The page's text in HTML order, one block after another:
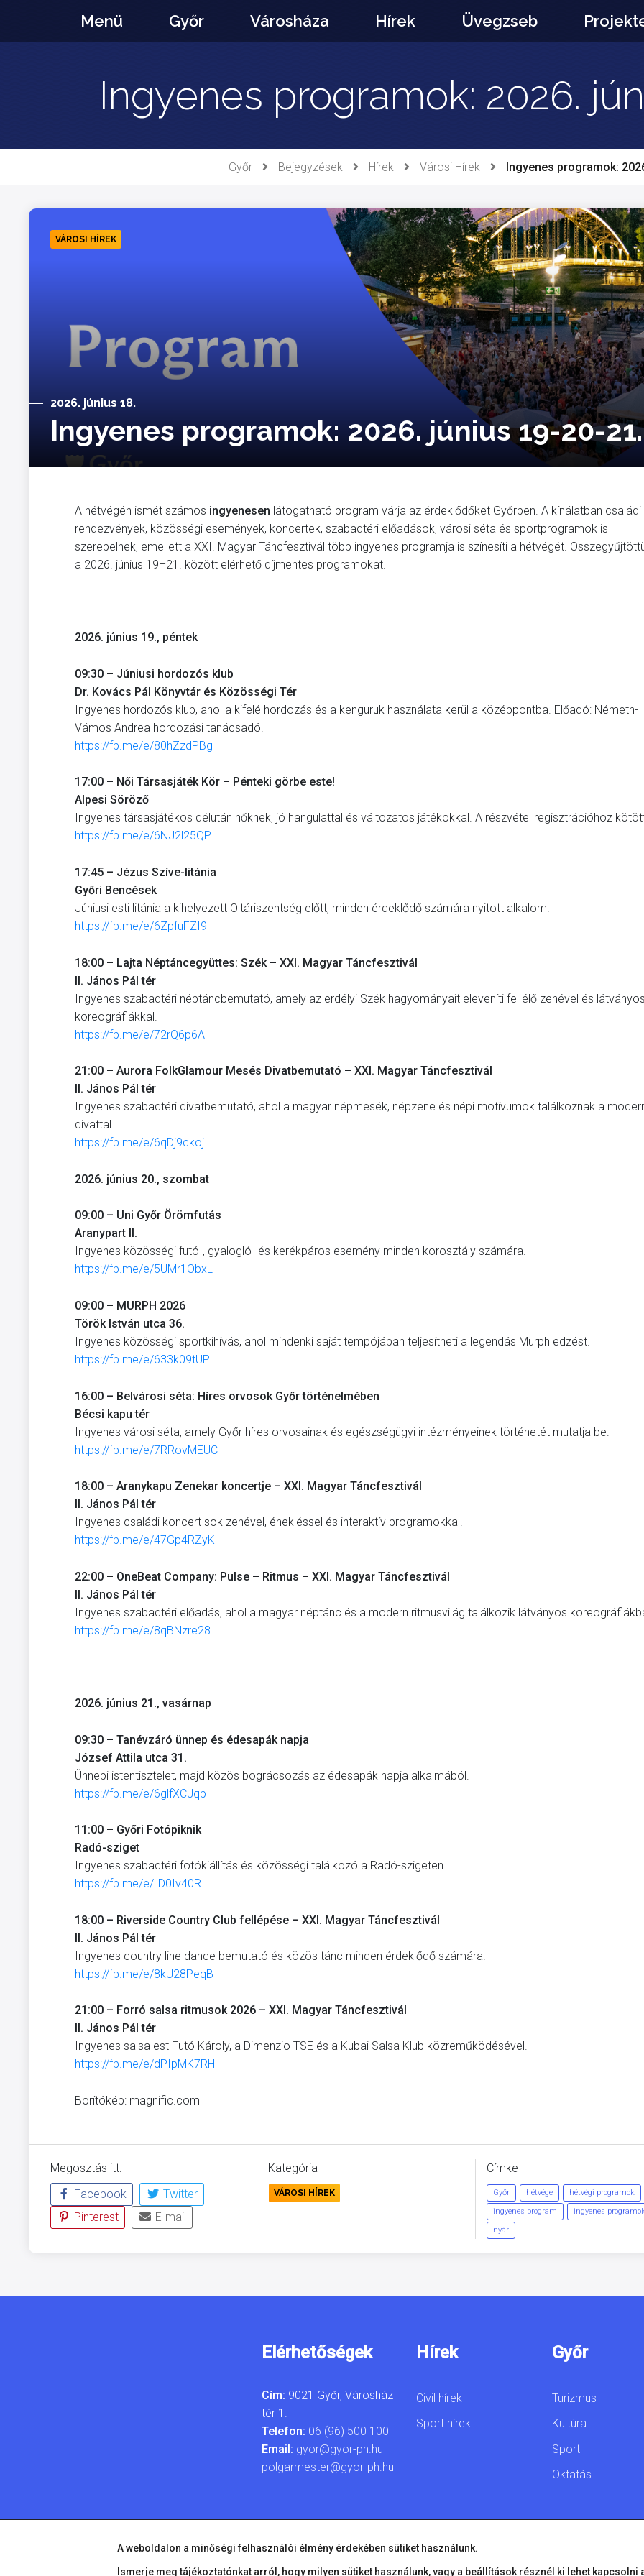
tartalomhoz
Menü Győr Városháza Hírek Üvegzseb
Ingyenes programok: 2026.
Győr Bejegyzések Hírek Városi Hírek Ingyenes programok:
VÁROSI HÍREK
2026. június 18.
Ingyenes programok: 2026. június 19-20-21.
A hétvégén ismét számos ingyenesen látogatható program várja az érdeklődőket Győrben. A kínálatban családi
rendezvények, közösségi események, koncertek, szabadtéri előadások, városi séta és sportprogramok is
szerepelnek, emellett a XXI. Magyar Táncfesztivál több ingyenes programja is színesíti a hétvégét.
a 2026. június 19–21. között elérhető díjmentes programokat.
2026. június 19., péntek
09:30 – Júniusi hordozós klub
Dr. Kovács Pál Könyvtár és Közösségi Tér
Ingyenes hordozós klub, ahol a kifelé hordozás és a kenguruk használata kerül a középpontba. Előadó: Németh-
Vámos Andrea hordozási tanácsadó.
https://fb.me/e/80hZzdPBg
17:00 – Női Társasjáték Kör – Pénteki görbe este!
Alpesi Söröző
Ingyenes társasjátékos délután nőknek, jó hangulattal és változatos játékokkal. A részvétel regisztrációhoz
https://fb.me/e/6NJ2l25QP
17:45 – Jézus Szíve-litánia
Győri Bencések
Júniusi esti litánia a kihelyezett Oltáriszentség előtt, minden érdeklődő számára nyitott alkalom.
https://fb.me/e/6ZpfuFZI9
18:00 – Lajta Néptáncegyüttes: Szék – XXI. Magyar Táncfesztivál
II. János Pál tér
Ingyenes szabadtéri néptáncbemutató, amely az erdélyi Szék hagyományait eleveníti fel élő zenével és
koreográfiákkal.
https://fb.me/e/72rQ6p6AH
21:00 – Aurora FolkGlamour Mesés Divatbemutató – XXI. Magyar Táncfesztivál
II. János Pál tér
Ingyenes szabadtéri divatbemutató, ahol a magyar népmesék, népzene és népi motívumok találkoznak a
divattal.
https://fb.me/e/6qDj9ckoj
2026. június 20., szombat
09:00 – Uni Győr Örömfutás
Aranypart II.
Ingyenes közösségi futó-, gyalogló- és kerékpáros esemény minden korosztály számára.
https://fb.me/e/5UMr1ObxL
09:00 – MURPH 2026
Török István utca 36.
Ingyenes közösségi sportkihívás, ahol mindenki saját tempójában teljesítheti a legendás Murph edzést.
https://fb.me/e/633k09tUP
16:00 – Belvárosi séta: Híres orvosok Győr történelmében
Bécsi kapu tér
Ingyenes városi séta, amely Győr híres orvosainak és egészségügyi intézményeinek történetét mutatja be.
https://fb.me/e/7RRovMEUC
18:00 – Aranykapu Zenekar koncertje – XXI. Magyar Táncfesztivál
II. János Pál tér
Ingyenes családi koncert sok zenével, énekléssel és interaktív programokkal.
https://fb.me/e/47Gp4RZyK
22:00 – OneBeat Company: Pulse – Ritmus – XXI. Magyar Táncfesztivál
II. János Pál tér
Ingyenes szabadtéri előadás, ahol a magyar néptánc és a modern ritmusvilág találkozik látványos
https://fb.me/e/8qBNzre28
2026. június 21., vasárnap
09:30 – Tanévzáró ünnep és édesapák napja
József Attila utca 31.
Ünnepi istentisztelet, majd közös bográcsozás az édesapák napja alkalmából.
https://fb.me/e/6glfXCJqp
11:00 – Győri Fotópiknik
Radó-sziget
Ingyenes szabadtéri fotókiállítás és közösségi találkozó a Radó-szigeten.
https://fb.me/e/llD0Iv40R
18:00 – Riverside Country Club fellépése – XXI. Magyar Táncfesztivál
II. János Pál tér
Ingyenes country line dance bemutató és közös tánc minden érdeklődő számára.
https://fb.me/e/8kU28PeqB
21:00 – Forró salsa ritmusok 2026 – XXI. Magyar Táncfesztivál
II. János Pál tér
Ingyenes salsa est Futó Károly, a Dimenzio TSE és a Kubai Salsa Klub közreműködésével.
https://fb.me/e/dPIpMK7RH
Borítókép: magnific.com
Megosztás itt:
Facebook
Twitter
Pinterest
E-mail
Kategória
VÁROSI HÍREK
Címke
Győr hétvége
hétvégi programok
ingyenes program
ingyenes
nyár
Elérhetőségek
Cím: 9021 Győr, Városház
tér 1.
Telefon: 06 (96) 500 100
Email: gyor@gyor-ph.hu
polgarmester@gyor-ph.hu
Hírek
Civil hírek
Sport hírek
Győr
Turizmus
Kultúra
Sport
Oktatás
A weboldalon a minőségi felhasználói élmény érdekében sütiket használunk.
Ismerje meg tájékoztatónkat arról, hogy milyen sütiket használunk, vagy a beállítások résznél ki lehet kapcsolni